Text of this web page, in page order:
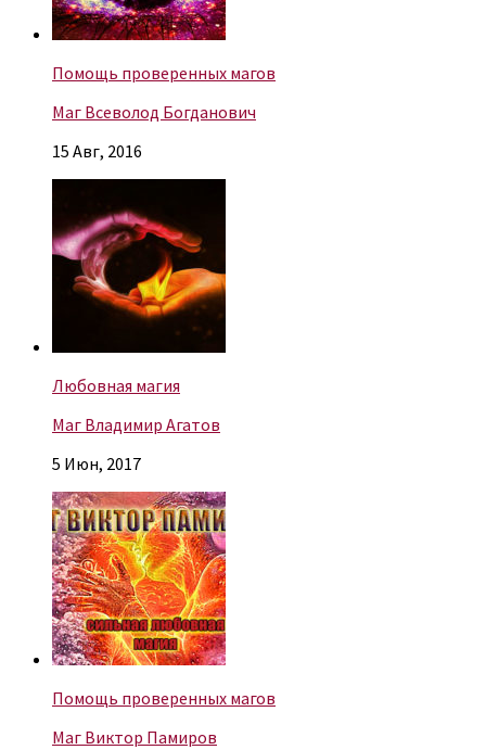
Помощь проверенных магов
Маг Всеволод Богданович
15 Авг, 2016
Любовная магия
Маг Владимир Агатов
5 Июн, 2017
Помощь проверенных магов
Маг Виктор Памиров